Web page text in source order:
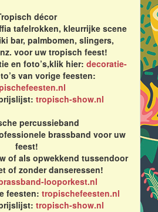
décor
tafelrokken, kleurrijke scene
bar, palmbomen, slingers,
voor uw tropisch feest!
en foto’s,klik hier: decoratie-
van vorige feesten:
tropisch-show.nl
percussieband
brassband voor uw
feest!
of als opwekkend tussendoor
of zonder danseressen!
looporkest.nl
feesten: tropischefeesten.nl
tropisch-show.nl